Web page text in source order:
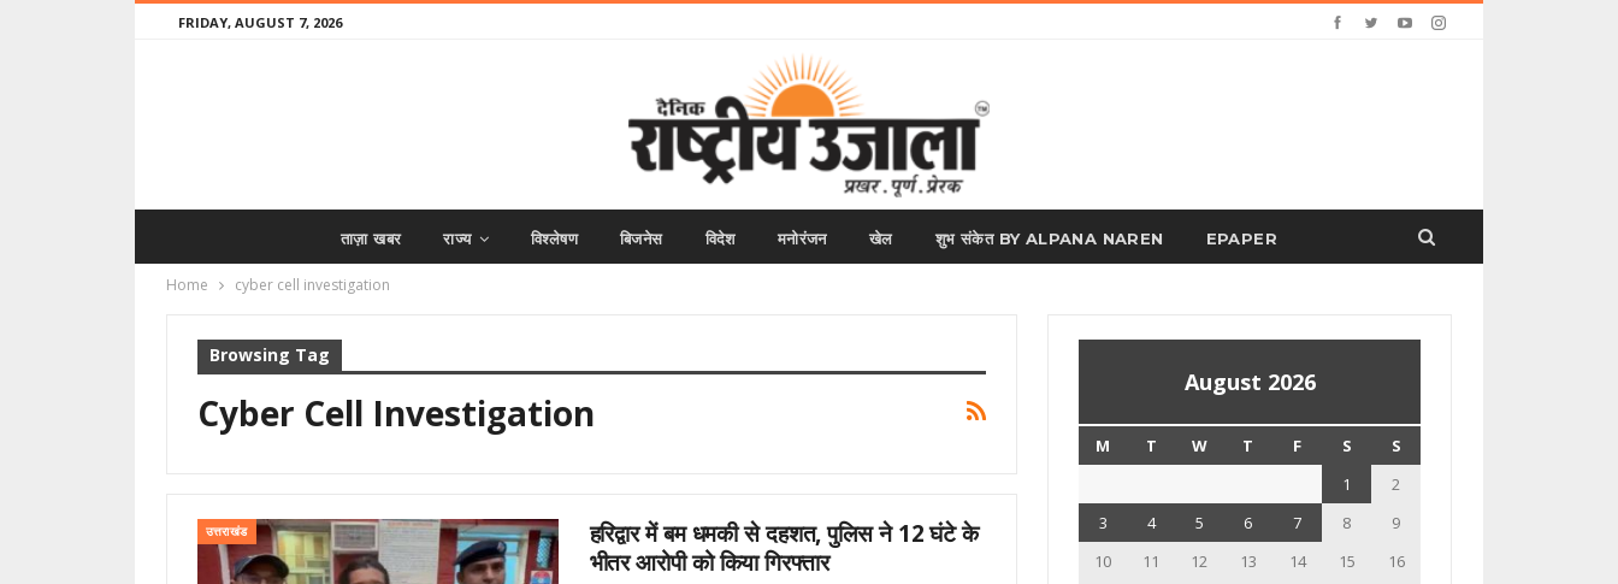
FRIDAY, AUGUST 7, 2026
ताज़ा खबर राज्य विश्लेषण बिजनेस विदेश मनोरंजन खेल शुभ संकेत BY ALPANA NAREN EPAPER
Home cyber cell investigation
Browsing Tag
Cyber Cell Investigation
उत्तराखंड
हरिद्वार में बम धमकी से दहशत, पुलिस ने 12 घंटे के
भीतर आरोपी को किया गिरफ्तार
August 2026
M T W T F S
S
1
2
3
4 5 6 7 8
9
10
11 12 13 14 15
16